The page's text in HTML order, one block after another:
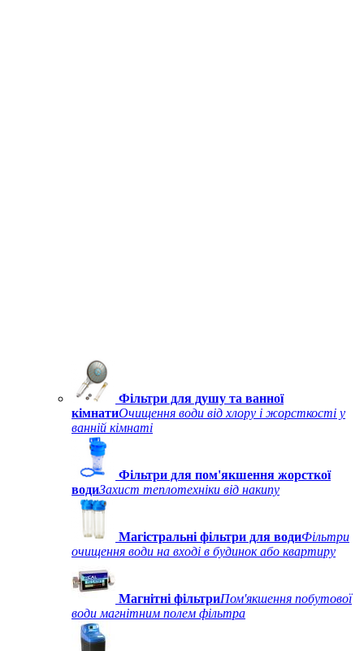
Фільтри для душу та ванної
кімнатиОчищення води від хлору і жорсткості у
ванній кімнаті
Фільтри для пом'якшення жорсткої
водиЗахист теплотехніки від накипу
Магістральні фільтри для водиФільтри
очищення води на вході в будинок або квартиру
Магнітні фільтриПом'якшення побутової
води магнітним полем фільтра